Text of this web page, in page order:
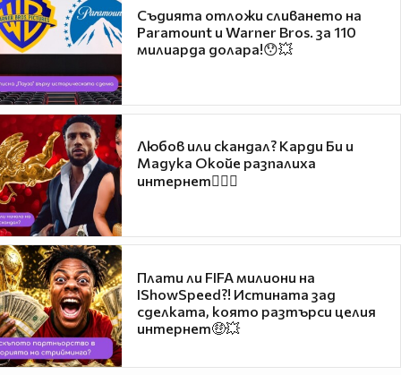
Съдията отложи сливането на
Paramount и Warner Bros. за 110
милиарда долара!😯💥
Любов или скандал? Карди Би и
Мадука Окойе разпалиха
интернет❤️‍🔥🔥
Плати ли FIFA милиони на
IShowSpeed?! Истината зад
сделката, която разтърси целия
интернет🤑💥